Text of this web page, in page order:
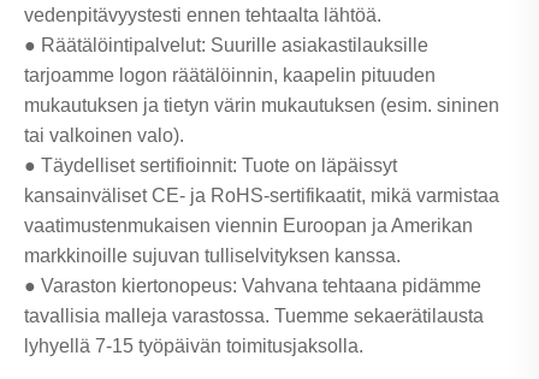
vedenpitävyystesti ennen tehtaalta lähtöä.
● Räätälöintipalvelut: Suurille asiakastilauksille
tarjoamme logon räätälöinnin, kaapelin pituuden
mukautuksen ja tietyn värin mukautuksen (esim. sininen
tai valkoinen valo).
● Täydelliset sertifioinnit: Tuote on läpäissyt
kansainväliset CE- ja RoHS-sertifikaatit, mikä varmistaa
vaatimustenmukaisen viennin Euroopan ja Amerikan
markkinoille sujuvan tulliselvityksen kanssa.
● Varaston kiertonopeus: Vahvana tehtaana pidämme
tavallisia malleja varastossa. Tuemme sekaerätilausta
lyhyellä 7-15 työpäivän toimitusjaksolla.